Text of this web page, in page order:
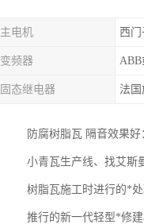
主电机 西
变频器 ABB
固态继电器 法
防腐树脂瓦 隔音效果
小青瓦生产线、找艾斯
树脂瓦施工时进行的*
推行的新一代轻型*修